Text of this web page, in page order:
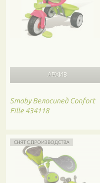
Smoby Велосипед Confort
Fille 434118
СНЯТ С ПРОИЗВОДСТВА